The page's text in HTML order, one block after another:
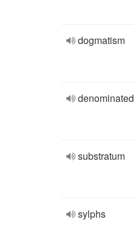
dogmatism
denominated
substratum
sylphs